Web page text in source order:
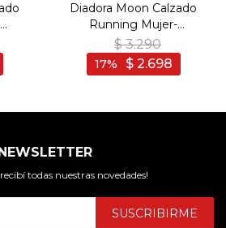
Diadora Moon Calzado
Running Mujer-
Negro/Blanco - Negro-
Blanco
$ 3.290
$ 2.698
17
NEWSLETTER
todas nuestras novedades!
SUSCRIBIRME